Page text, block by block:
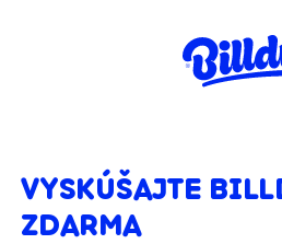
VYSKÚŠAJTE
ZDARMA